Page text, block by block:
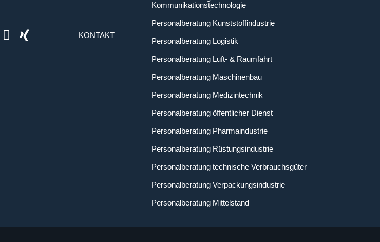
KONTAKT
Kommunikationstechnologie
Personalberatung Kunststoffindustrie
Personalberatung Logistik
Personalberatung Luft- & Raumfahrt
Personalberatung Maschinenbau
Personalberatung Medizintechnik
Personalberatung öffentlicher Dienst
Personalberatung Pharmaindustrie
Personalberatung Rüstungsindustrie
Personalberatung technische Verbrauchsgüter
Personalberatung Verpackungsindustrie
Personalberatung Mittelstand